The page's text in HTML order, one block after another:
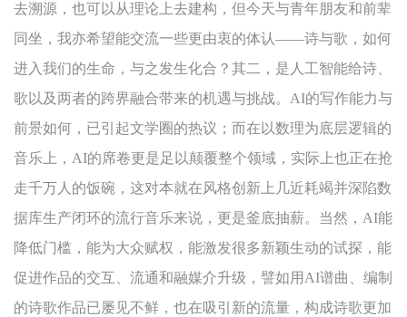
去溯源，也可以从理论上去建构，但今天与青年朋友和前辈
同坐，我亦希望能交流一些更由衷的体认——诗与歌，如何
进入我们的生命，与之发生化合？其二，是人工智能给诗、
歌以及两者的跨界融合带来的机遇与挑战。AI的写作能力与
前景如何，已引起文学圈的热议；而在以数理为底层逻辑的
音乐上，AI的席卷更是足以颠覆整个领域，实际上也正在抢
走千万人的饭碗，这对本就在风格创新上几近耗竭并深陷数
据库生产闭环的流行音乐来说，更是釜底抽薪。当然，AI能
降低门槛，能为大众赋权，能激发很多新颖生动的试探，能
促进作品的交互、流通和融媒介升级，譬如用AI谱曲、编制
的诗歌作品已屡见不鲜，也在吸引新的流量，构成诗歌更加